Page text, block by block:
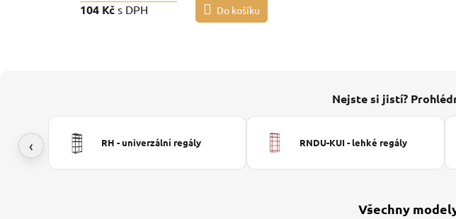
104 Kč s DPH Do košíku
Nejste si jistí?
‹ RH - univerzální regály RNDU-KUI - lehké regály
Všechny